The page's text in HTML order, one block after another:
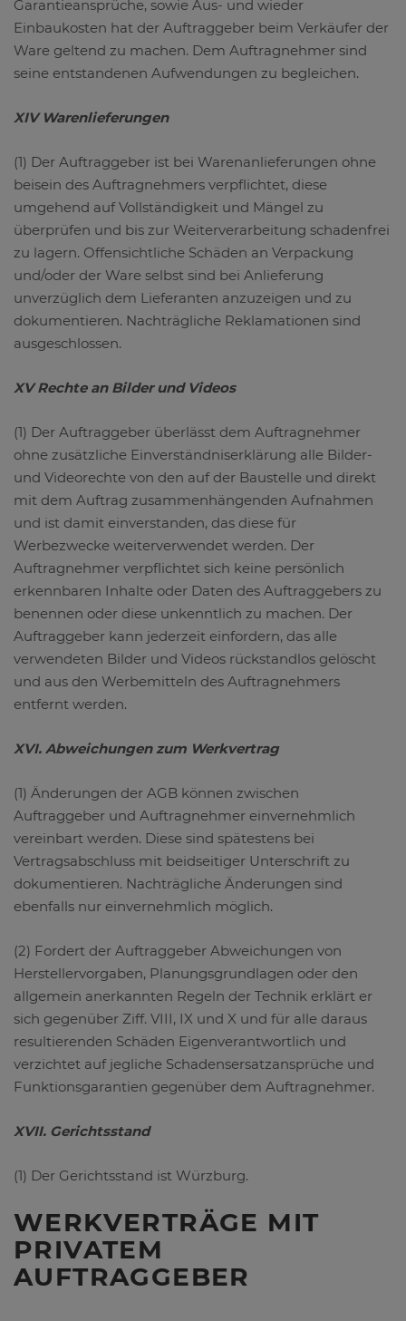
Garantieansprüche, sowie Aus- und wieder
Einbaukosten hat der Auftraggeber beim Verkäufer der
Ware geltend zu machen. Dem Auftragnehmer sind
seine entstandenen Aufwendungen zu begleichen.
XIV Warenlieferungen
(1) Der Auftraggeber ist bei Warenanlieferungen ohne
beisein des Auftragnehmers verpflichtet, diese
umgehend auf Vollständigkeit und Mängel zu
überprüfen und bis zur Weiterverarbeitung schadenfrei
zu lagern. Offensichtliche Schäden an Verpackung
und/oder der Ware selbst sind bei Anlieferung
unverzüglich dem Lieferanten anzuzeigen und zu
dokumentieren. Nachträgliche Reklamationen sind
ausgeschlossen.
XV Rechte an Bilder und Videos
(1) Der Auftraggeber überlässt dem Auftragnehmer
ohne zusätzliche Einverständniserklärung alle Bilder-
und Videorechte von den auf der Baustelle und direkt
mit dem Auftrag zusammenhängenden Aufnahmen
und ist damit einverstanden, das diese für
Werbezwecke weiterverwendet werden. Der
Auftragnehmer verpflichtet sich keine persönlich
erkennbaren Inhalte oder Daten des Auftraggebers zu
benennen oder diese unkenntlich zu machen. Der
Auftraggeber kann jederzeit einfordern, das alle
verwendeten Bilder und Videos rückstandlos gelöscht
und aus den Werbemitteln des Auftragnehmers
entfernt werden.
XVI. Abweichungen zum Werkvertrag
(1) Änderungen der AGB können zwischen
Auftraggeber und Auftragnehmer einvernehmlich
vereinbart werden. Diese sind spätestens bei
Vertragsabschluss mit beidseitiger Unterschrift zu
dokumentieren. Nachträgliche Änderungen sind
ebenfalls nur einvernehmlich möglich.
(2) Fordert der Auftraggeber Abweichungen von
Herstellervorgaben, Planungsgrundlagen oder den
allgemein anerkannten Regeln der Technik erklärt er
sich gegenüber Ziff. VIII, IX und X und für alle daraus
resultierenden Schäden Eigenverantwortlich und
verzichtet auf jegliche Schadensersatzansprüche und
Funktionsgarantien gegenüber dem Auftragnehmer.
XVII. Gerichtsstand
(1) Der Gerichtsstand ist Würzburg.
WERKVERTRÄGE MIT
PRIVATEM
AUFTRAGGEBER